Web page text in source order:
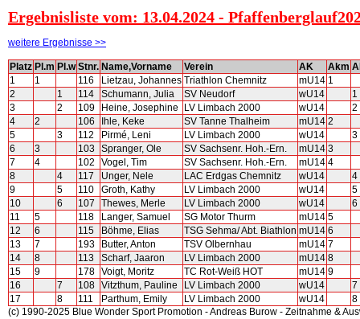
Ergebnisliste vom: 13.04.2024 -
weitere Ergebnisse >>
Platz Pl.m Pl.w Stnr. Name,Vorname Verein AK Akm
1
1 116 Lietzau, Johannes Triathlon Chemnitz mU14 1
2
1 114 Schumann, Julia SV Neudorf wU14
1
3
2 109 Heine, Josephine LV Limbach 2000 wU14
2
4
2 106 Ihle, Keke SV Tanne Thalheim mU14 2
5
3 112 Pirmé, Leni LV Limbach 2000 wU14
3
6
3 103 Spranger, Ole SV Sachsenr. Hoh.-Ern. mU14 3
7
4 102 Vogel, Tim SV Sachsenr. Hoh.-Ern. mU14 4
8
4 117 Unger, Nele LAC Erdgas Chemnitz wU14
4
9
5 110 Groth, Kathy LV Limbach 2000 wU14
5
10
6 107 Thewes, Merle LV Limbach 2000 wU14
6
11
5 118 Langer, Samuel SG Motor Thurm mU14 5
12
6 115 Böhme, Elias TSG Sehma/ Abt. Biathlon mU14 6
13
7 193 Butter, Anton TSV Olbernhau mU14 7
14
8 113 Scharf, Jaaron LV Limbach 2000 mU14 8
15
9 178 Voigt, Moritz TC Rot-Weiß HOT mU14 9
16
7 108 Vitzthum, Pauline LV Limbach 2000 wU14
7
17
8 111 Parthum, Emily LV Limbach 2000 wU14
8
(c) 1990-2025 Blue Wonder Sport Promotion - Andreas Burow - Zeitnahme &